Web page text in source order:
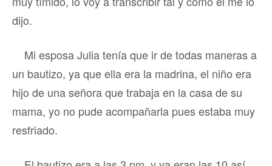
dijo.
Mi esposa Julia tenía que ir de todas maneras a
un bautizo, ya que ella era la madrina, el niño era
hijo de una señora que trabaja en la casa de su
mama, yo no pude acompañarla pues estaba muy
resfriado.